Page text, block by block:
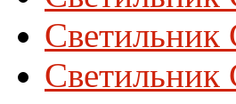
Светильник